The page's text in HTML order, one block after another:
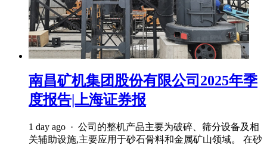
南昌矿机集团股份有限公司2025年季
度报告|上海证券报
1 day ago · 公司的整机产品主要为破碎、筛分设备及相
关辅助设施,主要应用于砂石骨料和金属矿山领域。 在砂